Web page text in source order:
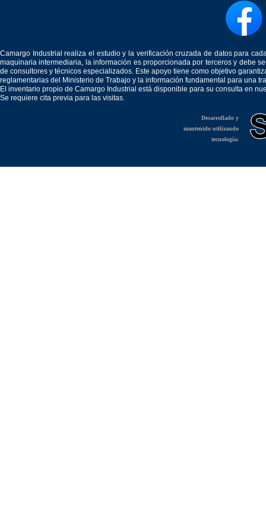
Camargo Industrial realiza el estudio y la verificación cruzada de datos para
maquinaria intermediaria, la información es proporcionada por terceros y debe
de consultores y técnicos especializados. Este apoyo tiene como objetivo
reglamentarias del Ministerio de Trabajo y la información fundamental para una
El inventario propio de Camargo Industrial está disponible para su consulta en
Se requiere cita previa para las visitas.
Desarrollado y
mantenido utilizando
tecnología: